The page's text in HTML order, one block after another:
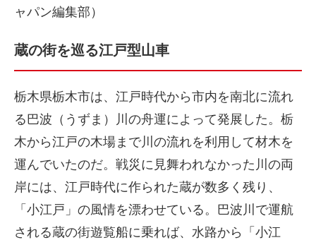
ャパン編集部）
蔵の街を巡る江戸型山車
栃木県栃木市は、江戸時代から市内を南北に流れ
る巴波（うずま）川の舟運によって発展した。栃
木から江戸の木場まで川の流れを利用して材木を
運んでいたのだ。戦災に見舞われなかった川の両
岸には、江戸時代に作られた蔵が数多く残り、
「小江戸」の風情を漂わせている。巴波川で運航
される蔵の街遊覧船に乗れば、水路から「小江